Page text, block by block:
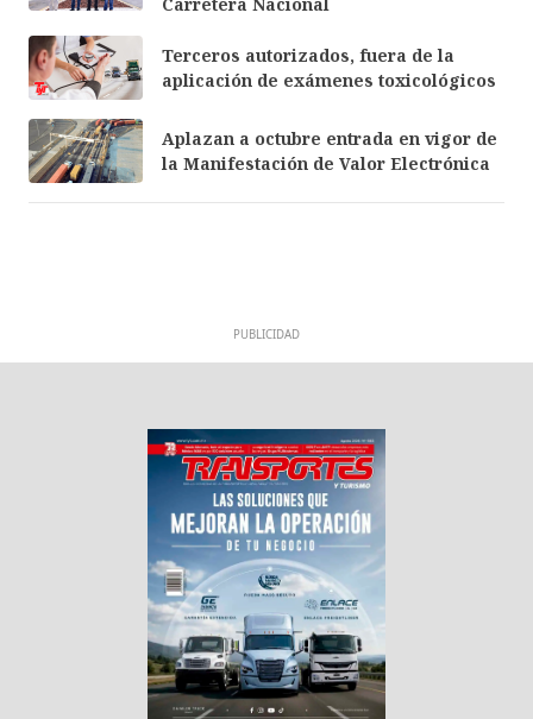
Terceros autorizados, fuera de la
aplicación de exámenes toxicológicos
Aplazan a octubre entrada en vigor de
la Manifestación de Valor Electrónica
PUBLICIDAD